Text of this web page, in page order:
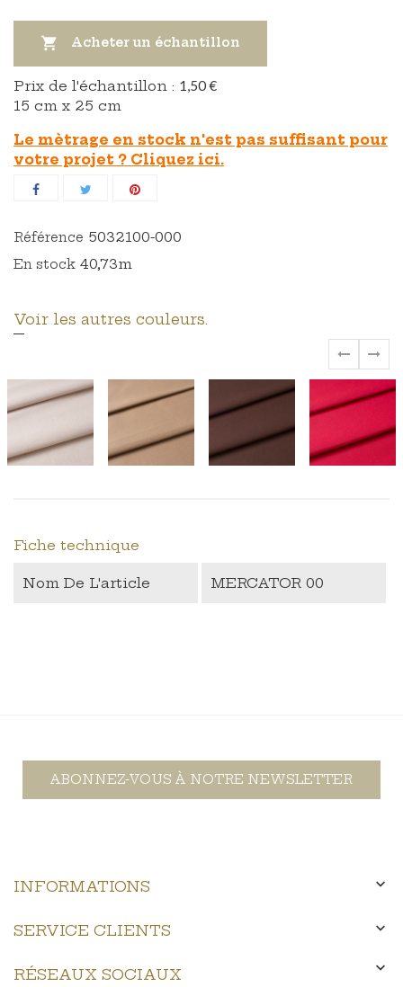
 Acheter un échantillon
Prix ​​de l'échantillon : 1,50 €
15 cm x 25 cm
Le mètrage en stock n'est pas suffisant pour
votre projet ? Cliquez ici.
Référence 5032100-000
En stock 40,73m
Voir les autres couleurs.
‹ ›
Fiche technique
Nom De L'article MERCATOR 00
ABONNEZ-VOUS À NOTRE NEWSLETTER
INFORMATIONS 
SERVICE CLIENTS 
RÉSEAUX SOCIAUX 